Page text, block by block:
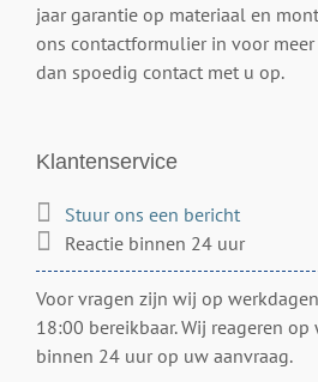
jaar garantie op materiaal en
ons contactformulier in voor
dan spoedig contact met u op.
Klantenservice
Stuur ons een bericht
Reactie binnen 24 uur
Voor vragen zijn wij op
18:00 bereikbaar. Wij reageren
binnen 24 uur op uw aanvraag.